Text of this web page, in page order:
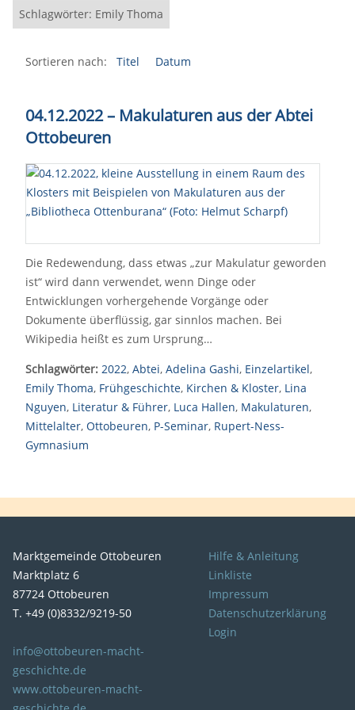
Schlagwörter: Emily Thoma
Sortieren nach: Titel Datum
04.12.2022 – Makulaturen aus der Abtei
Ottobeuren
Die Redewendung, dass etwas „zur Makulatur geworden
ist“ wird dann verwendet, wenn Dinge oder
Entwicklungen vorhergehende Vorgänge oder
Dokumente überflüssig, gar sinnlos machen. Bei
Wikipedia heißt es zum Ursprung…
Schlagwörter: 2022, Abtei, Adelina Gashi, Einzelartikel,
Emily Thoma, Frühgeschichte, Kirchen & Kloster, Lina
Nguyen, Literatur & Führer, Luca Hallen, Makulaturen,
Mittelalter, Ottobeuren, P-Seminar, Rupert-Ness-
Gymnasium
Marktgemeinde Ottobeuren
Marktplatz 6
87724 Ottobeuren
T. +49 (0)8332/9219-50
info@ottobeuren-macht-
geschichte.de
www.ottobeuren-macht-
Hilfe & Anleitung
Linkliste
Impressum
Datenschutzerklärung
Login